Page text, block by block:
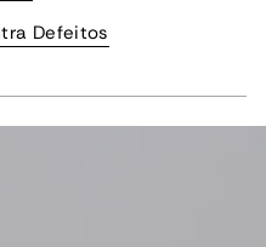
Defeitos